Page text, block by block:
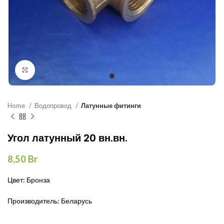
Home Водопровод Латунные фитинги
Угол латунный 20 вн.вн.
8,50 Br
Цвет: Бронза
Производитель: Беларусь